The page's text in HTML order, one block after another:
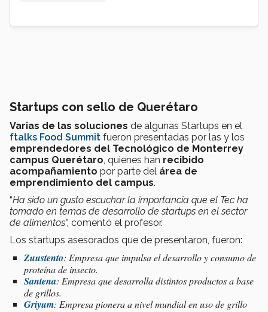
Startups con sello de Querétaro
Varias de las soluciones de algunas Startups en el
ftalks Food Summit fueron presentadas por las y los
emprendedores del Tecnológico de Monterrey
campus Querétaro, quienes han recibido
acompañamiento por parte del área de
emprendimiento del campus.
“Ha sido un gusto escuchar la importancia que el Tec ha
tomado en temas de desarrollo de startups en el sector
de alimentos", comentó el profesor.
Los startups asesorados que de presentaron, fueron:
Zuustento: Empresa que impulsa el desarrollo y consumo de
proteína de insecto.
Santena: Empresa que desarrolla distintos productos a base
de grillos.
Griyum: Empresa pionera a nivel mundial en uso de grillo